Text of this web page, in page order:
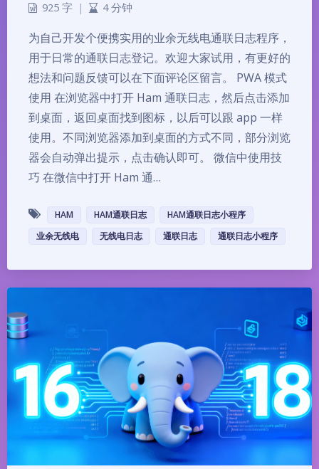
925 字 | 4 分钟
为自己开发个便携实用的业余无线电通联日志程序，
用于日常的通联日志登记。欢迎大家试用，有更好的
想法和问题反馈可以在下面评论区留言。 PWA 模式
使用 在浏览器中打开 Ham 通联日志，然后点击添加
到桌面，返回桌面找到图标，以后可以跟 app 一样
使用。不同浏览器添加到桌面的方式不同，部分浏览
器会自动弹出提示，点击确认即可。 微信中使用技
巧 在微信中打开 Ham 通…
HAM HAM通联日志
HAM通联日志小程序
业余无线电
无线电日志 通联日志 通联日志小程序